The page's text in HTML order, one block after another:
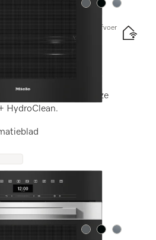
Kleur:Kleur:Kleur:
voor vers water en waterafvoer
braden met draadloze
HydroClean.
gratis levering
Kleur:Kleur:Kleur: